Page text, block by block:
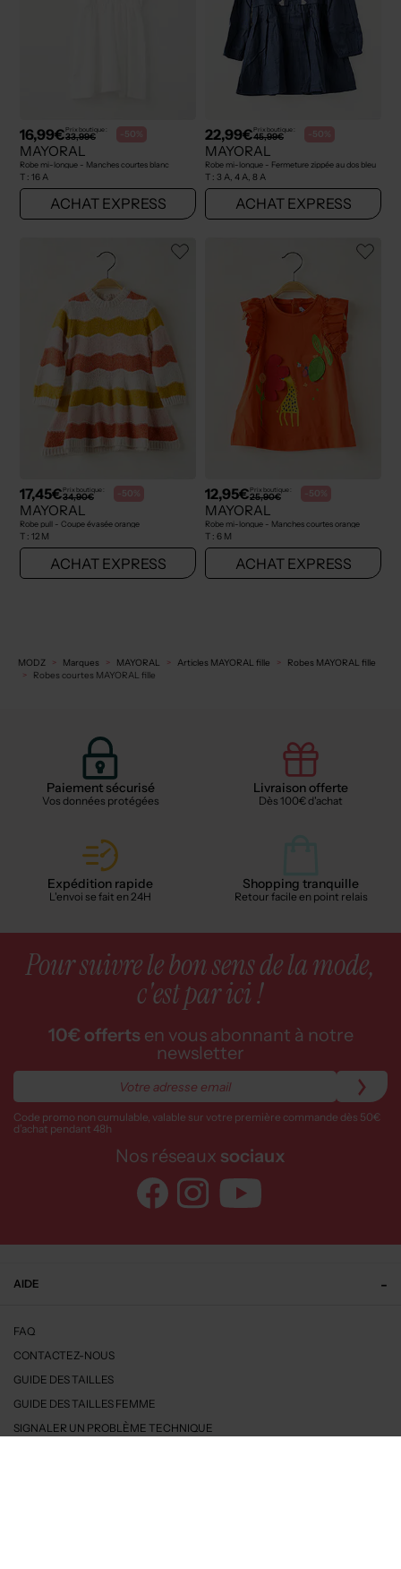
16,99€Prix boutique :
33,99€ -50%
MAYORAL
Robe mi-longue - Manches courtes blanc
T : 16 A
ACHAT EXPRESS
22,99€Prix boutique :
45,99€ -50%
MAYORAL
Robe mi-longue - Fermeture zippée au dos bleu
T : 3 A, 4 A, 8 A
ACHAT EXPRESS
17,45€Prix boutique :
34,90€ -50%
MAYORAL
Robe pull - Coupe évasée orange
T : 12 M
ACHAT EXPRESS
12,95€Prix boutique :
25,90€ -50%
MAYORAL
Robe mi-longue - Manches courtes orange
T : 6 M
ACHAT EXPRESS
MODZ Marques MAYORAL Articles MAYORAL fille
Robes MAYORAL fille
Robes courtes MAYORAL fille
Paiement sécurisé
Vos données protégées
Livraison offerte
Dès 100€ d'achat
Expédition rapide
L'envoi se fait en 24H
Shopping tranquille
Retour facile en point relais
Pour suivre le bon sens de la mode,
c'est par ici !
10€ offerts en vous abonnant à notre
newsletter
Code promo non cumulable, valable sur votre première commande dès 50€
d’achat pendant 48h
Nos réseaux sociaux
AIDE
FAQ
CONTACTEZ-NOUS
GUIDE DES TAILLES
GUIDE DES TAILLES FEMME
SIGNALER UN PROBLÈME TECHNIQUE